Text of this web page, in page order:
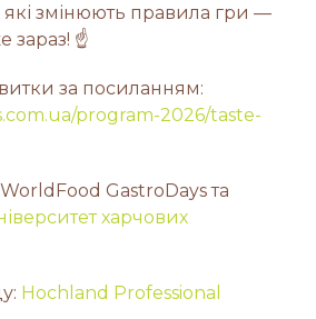
змінюють правила гри —
зараз! ☝
за посиланням:
program-2026/taste-
GastroDays та
харчових
Hochland Professional